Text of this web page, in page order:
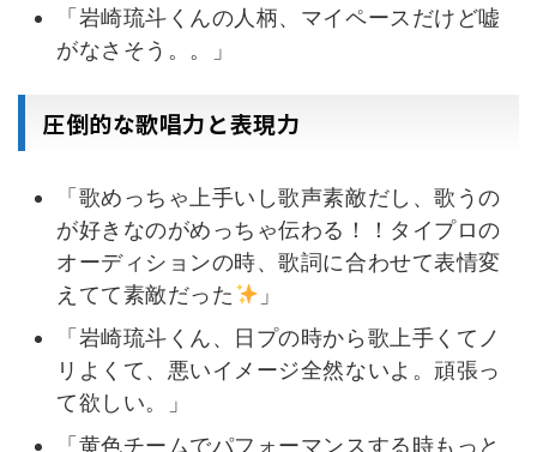
「岩崎琉斗くんの人柄、マイペースだけど嘘
がなさそう。。」
圧倒的な歌唱力と表現力
「歌めっちゃ上手いし歌声素敵だし、歌うの
が好きなのがめっちゃ伝わる！！タイプロの
オーディションの時、歌詞に合わせて表情変
えてて素敵だった
」
「岩崎琉斗くん、日プの時から歌上手くてノ
リよくて、悪いイメージ全然ないよ。頑張っ
て欲しい。」
「黄色チームでパフォーマンスする時もっと